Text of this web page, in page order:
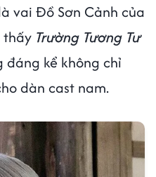
vai Đồ Sơn Cảnh của
thấy Trường Tương Tư
kể không chỉ
dàn cast nam.